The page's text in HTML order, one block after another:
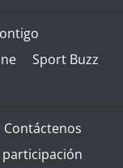
Sport Buzz
Contáctenos
participación